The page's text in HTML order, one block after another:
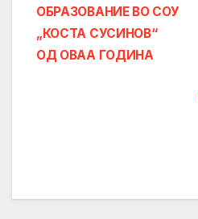
ОБРАЗОВАНИЕ ВО СОУ
„КОСТА СУСИНОВ“
ОД ОВАА ГОДИНА